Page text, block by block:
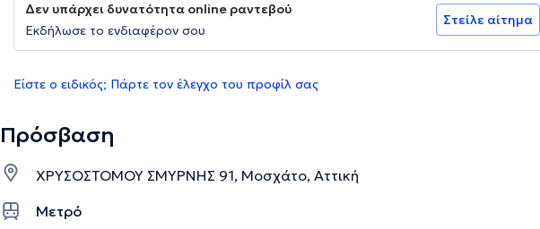
Δεν υπάρχει δυνατότητα online ραντεβού
Εκδήλωσε το ενδιαφέρον σου
Στείλε αίτημα
Είστε ο ειδικός; Πάρτε τον έλεγχο του προφίλ σας
Πρόσβαση
ΧΡΥΣΟΣΤΟΜΟΥ ΣΜΥΡΝΗΣ 91, Μοσχάτο, Αττική
Μετρό